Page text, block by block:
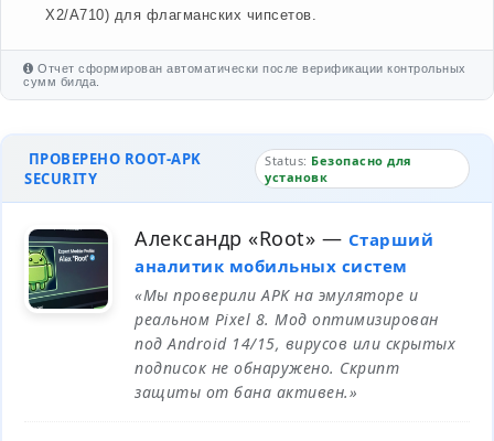
X2/A710) для флагманских чипсетов.
Отчет сформирован автоматически после верификации контрольных
сумм билда.
ПРОВЕРЕНО ROOT-APK
SECURITY
Status: Безопасно для
установк
Александр «Root» — Старший
аналитик мобильных систем
«Мы проверили APK на эмуляторе и
реальном Pixel 8. Мод оптимизирован
под Android 14/15, вирусов или скрытых
подписок не обнаружено. Скрипт
защиты от бана активен.»